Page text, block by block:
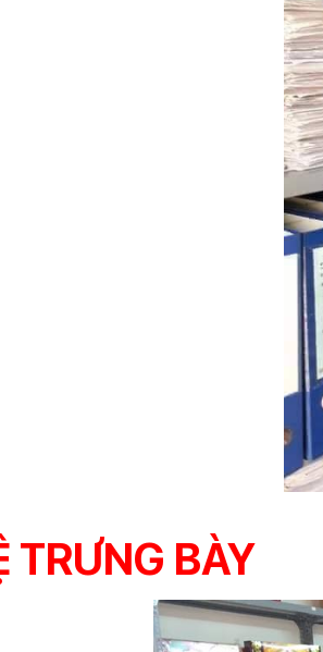
TRƯNG BÀY